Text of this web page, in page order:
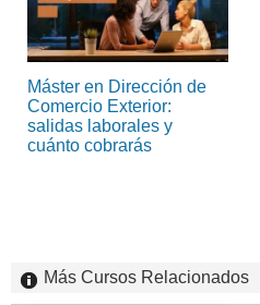
Máster en Dirección de
Comercio Exterior:
salidas laborales y
cuánto cobrarás
Más Cursos Relacionados